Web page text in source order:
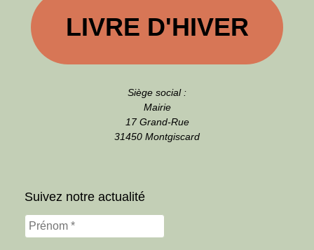
LIVRE D'HIVER
Siège social :
Mairie
17 Grand-Rue
31450 Montgiscard
Suivez notre actualité